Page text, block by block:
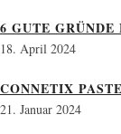
6 GUTE
18. April 2024
CONNETIX
21. Januar 2024